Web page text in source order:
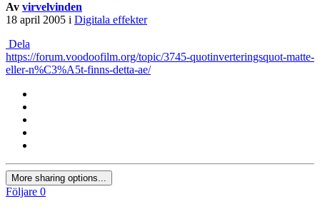
Av virvelvinden
18 april 2005 i Digitala effekter
Dela
https://forum.voodoofilm.org/topic/3745-quotinverteringsquot-matte-
eller-n%C3%A5t-finns-detta-ae/
More sharing options...
Följare 0